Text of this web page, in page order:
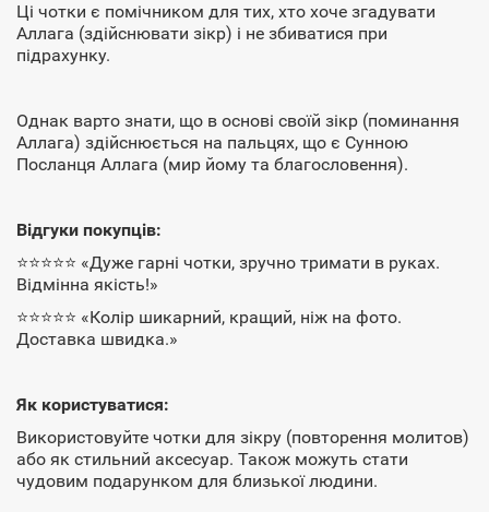
Ці чотки є помічником для тих, хто хоче згадувати
Аллага (здійснювати зікр) і не збиватися при
підрахунку.
Однак варто знати, що в основі своїй зікр (поминання
Аллага) здійснюється на пальцях, що є Сунною
Посланця Аллага (мир йому та благословення).
Відгуки покупців:
⭐⭐⭐⭐⭐ «Дуже гарні чотки, зручно тримати в руках.
Відмінна якість!»
⭐⭐⭐⭐⭐ «Колір шикарний, кращий, ніж на фото.
Доставка швидка.»
Як користуватися:
Використовуйте чотки для зікру (повторення молитов)
або як стильний аксесуар. Також можуть стати
чудовим подарунком для близької людини.